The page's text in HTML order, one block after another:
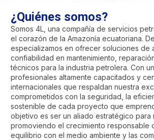
¿Quiénes somos?
Somos 4L, una compañía de servicios
el corazón de la Amazonía ecuatoriana.
especializamos en ofrecer soluciones de
confiabilidad en mantenimiento,
técnicos para la industria petrolera. Con
profesionales altamente capacitados y
internacionales que respaldan nuestra
comprometidos con la seguridad, la
sostenible de cada proyecto que
objetivo es ser un aliado estratégico para
promoviendo el crecimiento responsable
equilibrio con el medio ambiente y las